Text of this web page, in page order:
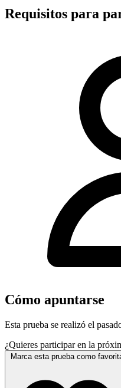
Requisitos para
Cómo apuntarse
Esta prueba se realizó el
¿Quieres participar en la
Marca esta prueba como